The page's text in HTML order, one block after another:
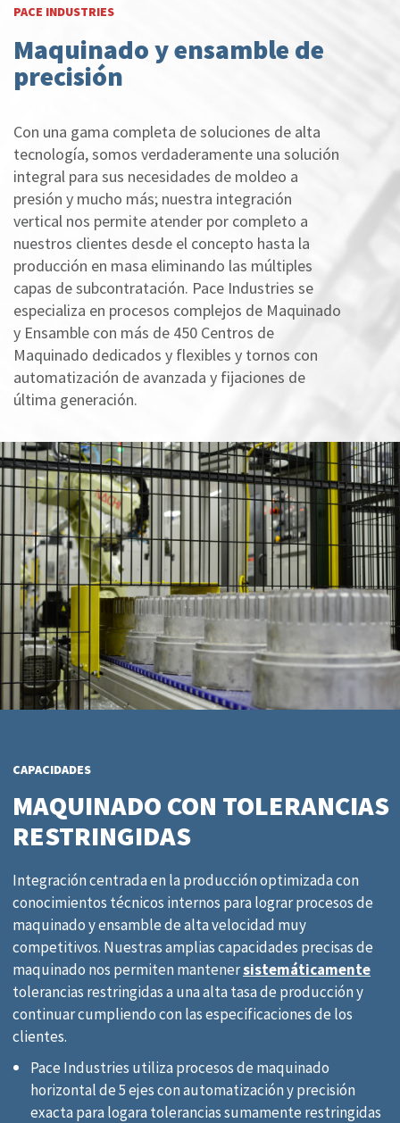
PACE INDUSTRIES
Maquinado y ensamble de
precisión
Con una gama completa de soluciones de alta
tecnología, somos verdaderamente una solución
integral para sus necesidades de moldeo a
presión y mucho más; nuestra integración
vertical nos permite atender por completo a
nuestros clientes desde el concepto hasta la
producción en masa eliminando las múltiples
capas de subcontratación. Pace Industries se
especializa en procesos complejos de Maquinado
y Ensamble con más de 450 Centros de
Maquinado dedicados y flexibles y tornos con
automatización de avanzada y fijaciones de
última generación.
CAPACIDADES
MAQUINADO CON TOLERANCIAS
RESTRINGIDAS
Integración centrada en la producción optimizada con
conocimientos técnicos internos para lograr procesos de
maquinado y ensamble de alta velocidad muy
competitivos. ​Nuestras amplias capacidades precisas de
maquinado nos permiten mantenersistemáticamente
tolerancias restringidas a una alta tasa de producción y
continuar cumpliendo con las especificaciones de los
clientes.
Pace Industries utiliza procesos de maquinado
horizontal de 5 ejes con automatización y precisión
exacta para logara tolerancias sumamente restringidas